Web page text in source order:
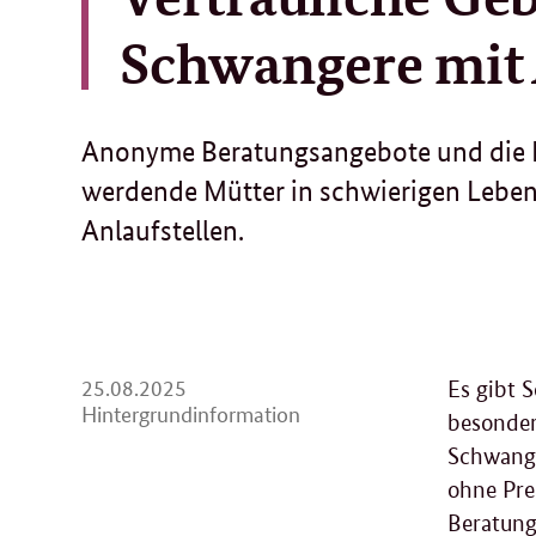
Schwangere
25.08.2025
08.
Hintergrundinformation
Anonyme Beratungsangebote und
werdende Mütter in schwierigen
Anlaufstellen.
Es gibt
ohne